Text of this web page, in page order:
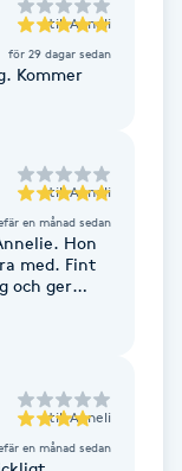
till Anneli
för 29 dagar sedan
Kommer
till Anneli
en månad sedan
Hon
med. Fint
och ger
till Anneli
en månad sedan